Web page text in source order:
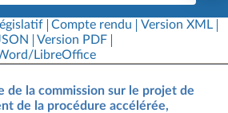
Compte rendu
Version XML
Version PDF
LibreOffice
de la commission sur le projet de
de la procédure accélérée,